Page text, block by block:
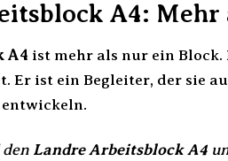
A4:
A4 ist mehr als nur ein
Er ist ein Begleiter, der sie
Landre Arbeitsblock A4